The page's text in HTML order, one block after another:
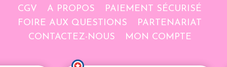
CGV
A PROPOS
PAIEMENT SÉCURISÉ
FOIRE AUX QUESTIONS
PARTENARIAT
CONTACTEZ-NOUS
MON COMPTE